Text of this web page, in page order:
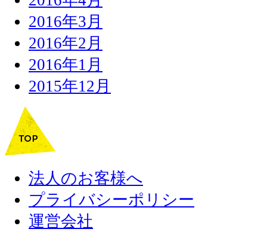
2016年3月
2016年2月
2016年1月
2015年12月
法人のお客様へ
プライバシーポリシー
運営会社